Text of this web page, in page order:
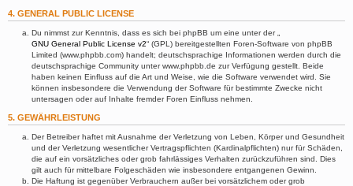
4. GENERAL PUBLIC LICENSE
Du nimmst zur Kenntnis, dass es sich bei phpBB um eine unter der „
GNU General Public License v2“ (GPL) bereitgestellten Foren-Software von phpBB
Limited (www.phpbb.com) handelt; deutschsprachige Informationen werden durch die
deutschsprachige Community unter www.phpbb.de zur Verfügung gestellt. Beide
haben keinen Einfluss auf die Art und Weise, wie die Software verwendet wird. Sie
können insbesondere die Verwendung der Software für bestimmte Zwecke nicht
untersagen oder auf Inhalte fremder Foren Einfluss nehmen.
5. GEWÄHRLEISTUNG
Der Betreiber haftet mit Ausnahme der Verletzung von Leben, Körper und Gesundheit
und der Verletzung wesentlicher Vertragspflichten (Kardinalpflichten) nur für Schäden,
die auf ein vorsätzliches oder grob fahrlässiges Verhalten zurückzuführen sind. Dies
gilt auch für mittelbare Folgeschäden wie insbesondere entgangenen Gewinn.
Die Haftung ist gegenüber Verbrauchern außer bei vorsätzlichem oder grob